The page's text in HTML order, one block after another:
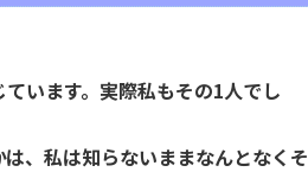
います。実際私もその1人でし
、私は知らないままなんとなくそ